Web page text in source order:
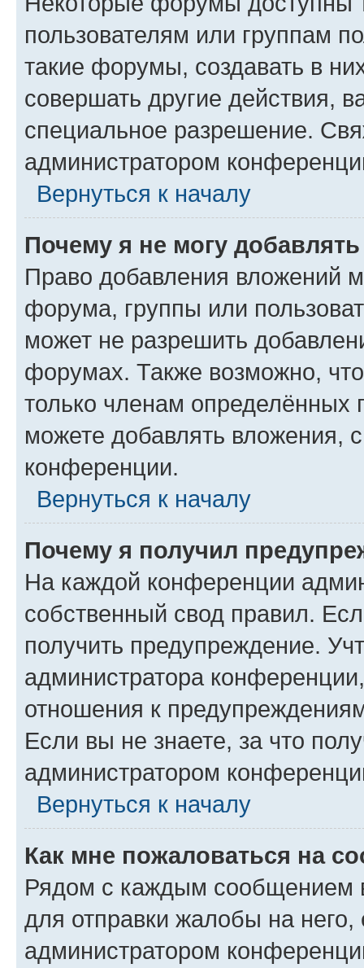
пользователям или группам
такие форумы, создавать в
совершать другие действия,
специальное разрешение.
администратором
Вернуться к началу
Почему я не могу
Право добавления вложений
форума, группы или
может не разрешить
форумах. Также возможно,
только членам определённых
можете добавлять вложения,
конференции.
Вернуться к началу
Почему я получил
На каждой конференции
собственный свод правил.
получить предупреждение.
администратора
отношения к
Если вы не знаете, за что
администратором
Вернуться к началу
Как мне пожаловаться на
Рядом с каждым сообщением
для отправки жалобы на
администратором